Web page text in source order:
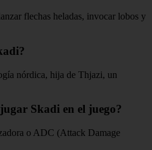
flechas heladas, invocar lobos y
nórdica, hija de Thjazi, un
Skadi en el juego?
o ADC (Attack Damage